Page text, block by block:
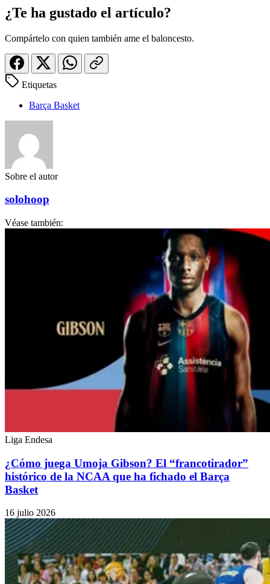
¿Te ha gustado el artículo?
Compártelo con quien también ame el baloncesto.
Etiquetas
Barça Basket
Sobre el autor
solohoop
Véase también:
Liga Endesa
¿Cómo juega Umoja Gibson? El “francotirador”
histórico de la NCAA que ha fichado el Barça
Basket
16 julio 2026